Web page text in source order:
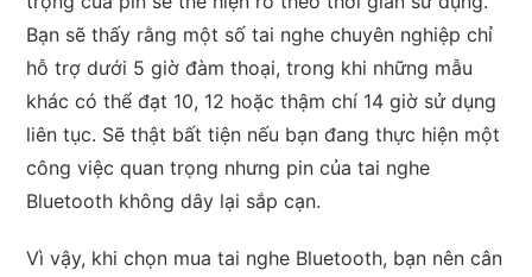
Bạn sẽ thấy rằng một số tai nghe chuyên nghiệp chỉ
hỗ trợ dưới 5 giờ đàm thoại, trong khi những mẫu
khác có thể đạt 10, 12 hoặc thậm chí 14 giờ sử dụng
liên tục. Sẽ thật bất tiện nếu bạn đang thực hiện một
công việc quan trọng nhưng pin của tai nghe
Bluetooth không dây lại sắp cạn.
Vì vậy, khi chọn mua tai nghe Bluetooth, bạn nên cân